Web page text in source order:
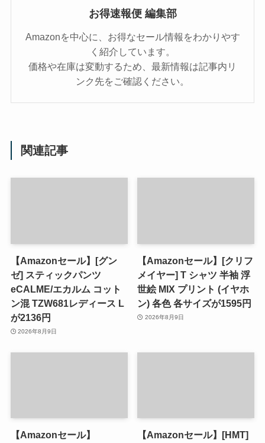
お得速報便 編集部
Amazonを中心に、お得なセール情報をわかりやす
く紹介しています。
価格や在庫は変動するため、最新情報は記事内リ
ンク先をご確認ください。
関連記事
【Amazonセール】[グン
ゼ] スティックパンツ
eCALME/エカルム コット
ン混 TZW681レディース L
が2136円
2026年8月9日
【Amazonセール】[クリフ
メイヤー] T シャツ 半袖 浮
世絵 MIX プリント (イヤホ
ン) 各色 各サイズが1595円
2026年8月9日
【Amazonセール】
【Amazonセール】[HMT]